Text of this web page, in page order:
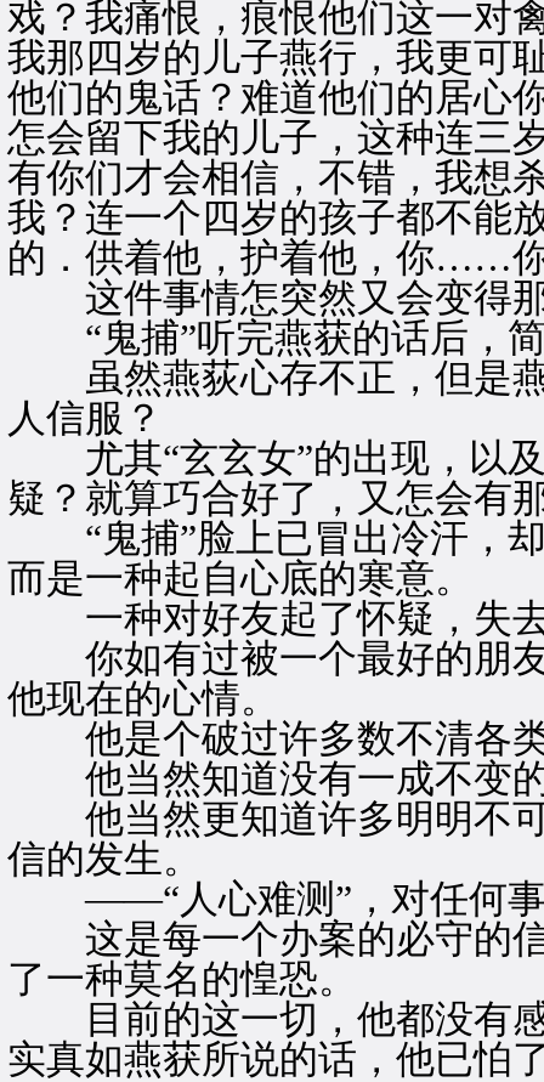
戏？我痛恨，痕恨他们这一对
我那四岁的儿子燕行，我更可
他们的鬼话？难道他们的居心
怎会留下我的儿子，这种连三
有你们才会相信，不错，我想
我？连一个四岁的孩子都不能
的．供着他，护着他，你……
这件事情怎突然又会变得
“鬼捕”听完燕获的话后，简
虽然燕荻心存不正，但是燕
人信服？
尤其“玄玄女”的出现，以及
疑？就算巧合好了，又怎会有
“鬼捕”脸上已冒出冷汗，却
而是一种起自心底的寒意。
一种对好友起了怀疑，失去
你如有过被一个最好的朋友
他现在的心情。
他是个破过许多数不清各
他当然知道没有一成不变的
他当然更知道许多明明不可
信的发生。
——“人心难测”，对任何事
这是每一个办案的必守的信
了一种莫名的惶恐。
目前的这一切，他都没有感
实真如燕获所说的话，他已怕